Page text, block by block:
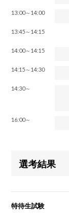
13:00～14:00
13:45～14:15
14:00～14:15
14:15～14:30
14:30～
16:00～
選考結果
特待生試験